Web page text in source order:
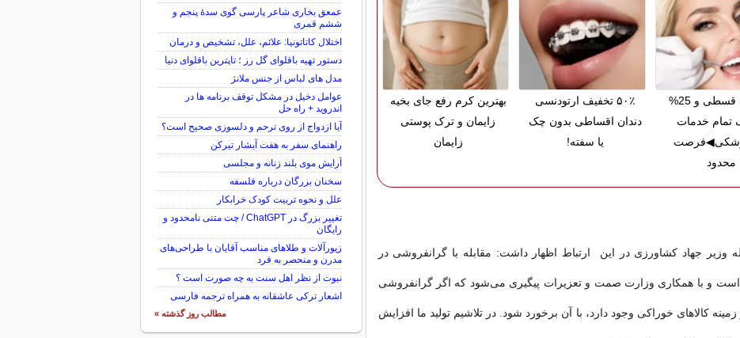
پرداخت قسطی و 25%
تمام خدمات
محدود
۵۰٪ تخفیف ارتودنسی
دندان اقساطی بدون چک
یا سفته!
بهترین کرم رفع جای بخیه
زایمان و ترک پوستی
زایمان
وزیر جهاد کشاورزی در این ارتباط اظهار داشت: مقابله با گرانفروشی در
است و با همکاری وزارت صمت و تعزیرات پیگیری می‌شود که اگر گرانفروشی
کالاهای خوراکی وجود دارد، با آن برخورد شود. در تلاشیم تولید ما افزایش
عمعق بخاری شاعر پارسی گوی سدهٔ پنجم و
ششم قمری
اختلال کاتاتونیا: علائم، علل، تشخیص و درمان
دستور تهیه باقلوای گل رز ؛ تاپترین باقلوای دنیا
مدل های لباس از جنس ملانژ
عوامل دخیل در مشکل توقف برنامه ها در
اندروید + راه حل
آیا ازدواج از روی ترحم و دلسوزی صحیح است؟
راهنمای سفر به هفت آبشار تیرکن
آرایش موی بلند زنانه و مجلسی
سخنان بزرگان درباره فلسفه
علل و نحوه تربیت کودک خرابکار
تغییر بزرگ در ChatGPT / چت متنی نامحدود و
رایگان
زیورآلات و طلاهای مناسب آقایان با طراحی‌های
مدرن و منحصر به فرد
نبوت از نظر اهل سنت به چه صورت است ؟
اشعار ترکی عاشقانه به همراه ترجمه فارسی
مطالب روز گذشته »